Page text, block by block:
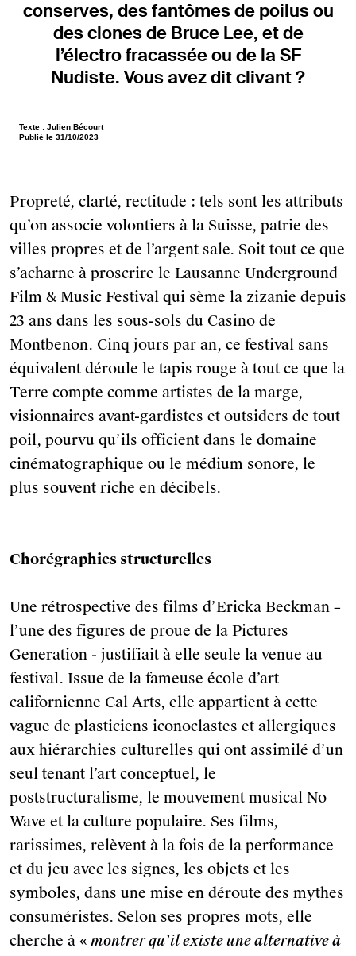
CONNECTEZ-VOUS
+ CONNECTEZ-VOUS
OÙ TROUVER VOTRE N° ?
figure en haut du mail reçu lors de
la souscription de votre
conserves, des fantômes de poilus ou
des clones de Bruce Lee, et de
l’électro fracassée ou de la SF
Nudiste. Vous avez dit clivant ?
Texte : Julien Bécourt
Publié le 31/10/2023
Propreté, clarté, rectitude : tels sont les attributs
qu’on associe volontiers à la Suisse, patrie des
villes propres et de l’argent sale. Soit tout ce que
s’acharne à proscrire le Lausanne Underground
Film & Music Festival qui sème la zizanie depuis
23 ans dans les sous-sols du Casino de
Montbenon. Cinq jours par an, ce festival sans
équivalent déroule le tapis rouge à tout ce que la
Terre compte comme artistes de la marge,
visionnaires avant-gardistes et outsiders de tout
poil, pourvu qu’ils officient dans le domaine
cinématographique ou le médium sonore, le
plus souvent riche en décibels.
Chorégraphies structurelles
Une rétrospective des films d’Ericka Beckman –
l’une des figures de proue de la Pictures
Generation - justifiait à elle seule la venue au
festival. Issue de la fameuse école d’art
californienne Cal Arts, elle appartient à cette
vague de plasticiens iconoclastes et allergiques
aux hiérarchies culturelles qui ont assimilé d’un
seul tenant l’art conceptuel, le
poststructuralisme, le mouvement musical No
Wave et la culture populaire. Ses films,
rarissimes, relèvent à la fois de la performance
et du jeu avec les signes, les objets et les
symboles, dans une mise en déroute des mythes
consuméristes. Selon ses propres mots, elle
cherche à « montrer qu’il existe une alternative à